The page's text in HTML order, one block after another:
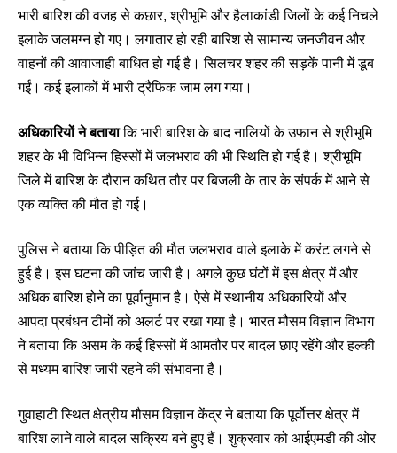
भारी बारिश की वजह से कछार, श्रीभूमि और हैलाकांडी जिलों के कई निचले
इलाके जलमग्न हो गए। लगातार हो रही बारिश से सामान्य जनजीवन और
वाहनों की आवाजाही बाधित हो गई है। सिलचर शहर की सड़कें पानी में डूब
गईं। कई इलाकों में भारी ट्रैफिक जाम लग गया।
अधिकारियों ने बतायाकि भारी बारिश के बाद नालियों के उफान से श्रीभूमि
शहर के भी विभिन्न हिस्सों में जलभराव की भी स्थिति हो गई है। श्रीभूमि
जिले में बारिश के दौरान कथित तौर पर बिजली के तार के संपर्क में आने से
एक व्यक्ति की मौत हो गई।
पुलिस ने बताया कि पीड़ित की मौत जलभराव वाले इलाके में करंट लगने से
हुई है। इस घटना की जांच जारी है। अगले कुछ घंटों में इस क्षेत्र में और
अधिक बारिश होने का पूर्वानुमान है। ऐसे में स्थानीय अधिकारियों और
आपदा प्रबंधन टीमों को अलर्ट पर रखा गया है। भारत मौसम विज्ञान विभाग
ने बताया कि असम के कई हिस्सों में आमतौर पर बादल छाए रहेंगे और हल्की
से मध्यम बारिश जारी रहने की संभावना है।
गुवाहाटी स्थित क्षेत्रीय मौसम विज्ञान केंद्र ने बताया कि पूर्वोत्तर क्षेत्र में
बारिश लाने वाले बादल सक्रिय बने हुए हैं। शुक्रवार को आईएमडी की ओर